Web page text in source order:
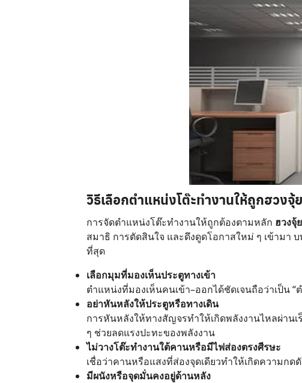
วิธีเลือกตำแหน่งโต๊ะทำงานให้ถูกฮวงจุ้ย
การจัดตำแหน่งโต๊ะทำงานให้ถูกต้องตามหลัก ฮวงจุ้
สมาธิ การตัดสินใจ และดึงดูดโอกาสใหม่ ๆ เข้ามา
ที่สุด
เลือกมุมที่มองเห็นประตูทางเข้า
ตำแหน่งที่มองเห็นคนเข้า–ออกได้ชัดเจนถือว่าเป็น
อย่าหันหลังให้ประตูหรือทางเดิน
การหันหลังให้ทางสัญจรทำให้เกิดพลังงานไหลผ่าน
ๆ ช่วยลดแรงปะทะของพลังงาน
ไม่วางโต๊ะทำงานใต้คานหรือมีไฟส่องตรงศีรษะ
เชื่อว่าคานหรือแสงที่ส่องจุดเดียวทำให้เกิดความก
มีผนังหรือจุดมั่นคงอยู่ด้านหลัง